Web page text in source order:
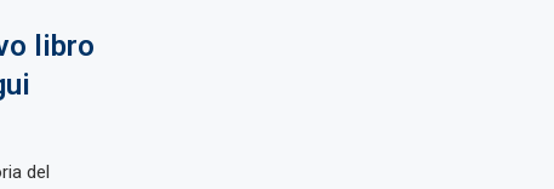
libro
del